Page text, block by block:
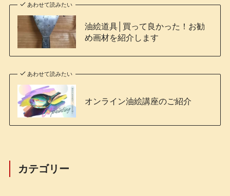
あわせて読みたい
油絵道具│買って良かった！お勧
め画材を紹介します
あわせて読みたい
オンライン油絵講座のご紹介
カテゴリー